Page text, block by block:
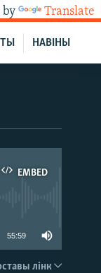
by Translate
НАВІНЫ
EMBED
55:59
лінк